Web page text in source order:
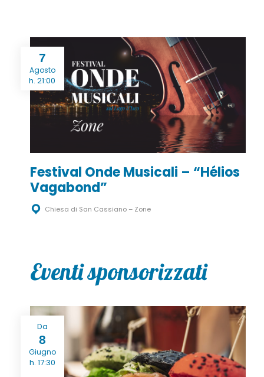
7
Agosto
h. 21:00
Festival Onde Musicali – “Hélios
Vagabond”
Chiesa di San Cassiano – Zone
Eventi sponsorizzati
Da
8
Giugno
h. 17:30